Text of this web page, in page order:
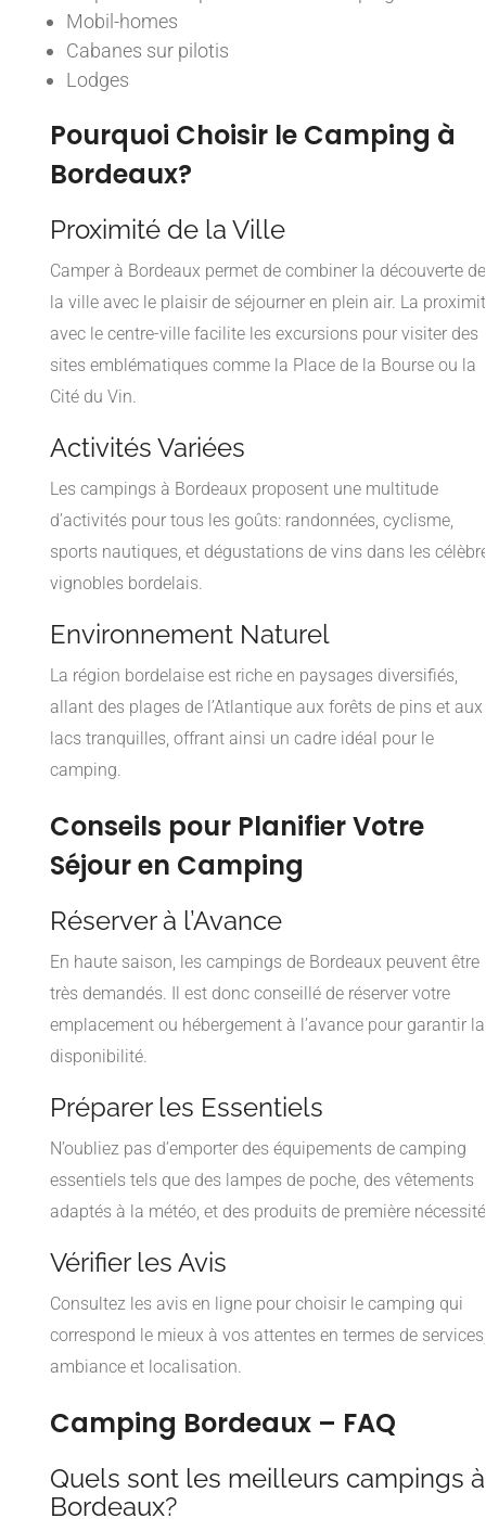
Mobil-homes
Cabanes sur pilotis
Lodges
Pourquoi Choisir le Camping à
Bordeaux?
Proximité de la Ville
Camper à Bordeaux permet de combiner la découverte de
la ville avec le plaisir de séjourner en plein air. La
avec le centre-ville facilite les excursions pour visiter des
sites emblématiques comme la Place de la Bourse ou la
Cité du Vin.
Activités Variées
Les campings à Bordeaux proposent une multitude
d’activités pour tous les goûts: randonnées, cyclisme,
sports nautiques, et dégustations de vins dans les
vignobles bordelais.
Environnement Naturel
La région bordelaise est riche en paysages diversifiés,
allant des plages de l’Atlantique aux forêts de pins et aux
lacs tranquilles, offrant ainsi un cadre idéal pour le
camping.
Conseils pour Planifier Votre
Séjour en Camping
Réserver à l’Avance
En haute saison, les campings de Bordeaux peuvent être
très demandés. Il est donc conseillé de réserver votre
emplacement ou hébergement à l’avance pour garantir la
disponibilité.
Préparer les Essentiels
N’oubliez pas d’emporter des équipements de camping
essentiels tels que des lampes de poche, des vêtements
adaptés à la météo, et des produits de première
Vérifier les Avis
Consultez les avis en ligne pour choisir le camping qui
correspond le mieux à vos attentes en termes de services,
ambiance et localisation.
Camping Bordeaux – FAQ
Quels sont les meilleurs campings à
Bordeaux?